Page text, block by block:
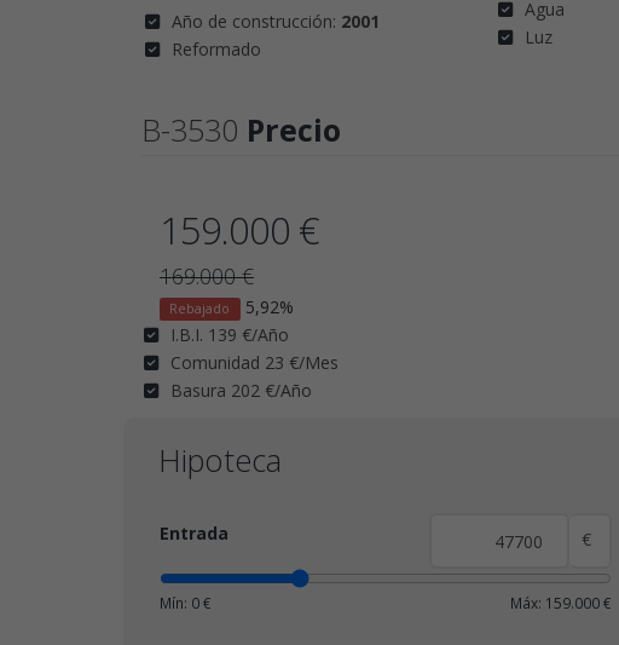
Año de construcción: 2001
Reformado
Agua
Luz
B-3530 Precio
159.000 €
169.000 €
Rebajado 5,92%
I.B.I. 139 €/Año
Comunidad 23 €/Mes
Basura 202 €/Año
Hipoteca
Entrada €
Mín: 0 € Máx: 159.000 €